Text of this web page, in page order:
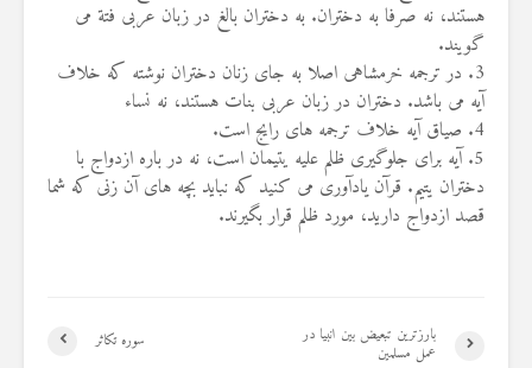
‏هستند، نه صرفا به دختران. به دختران بالغ در زبان عربی فتة می
‏گویند. ‏
‏3.‏ در ترجمه خرمشاهی اصلا به جای زنان دختران نوشته که خلاف
آیه ‏می باشد. دختران در زبان عربی بنات هستند، نه نساء
‏5.‏ آیه برای جلوگیری ظلم علیه یتیمان است، نه در باره ازدواج با
دختران ‏یتیم. قرآن یادآوری می کنید که نباید بچه های آن زنی که شما
قصد ‏ازدواج دارید، مورد ظلم قرار بگیرند. ‏
سوره تکاثر بارزترین تبعیض بین انبیا در
عمل مسلمین